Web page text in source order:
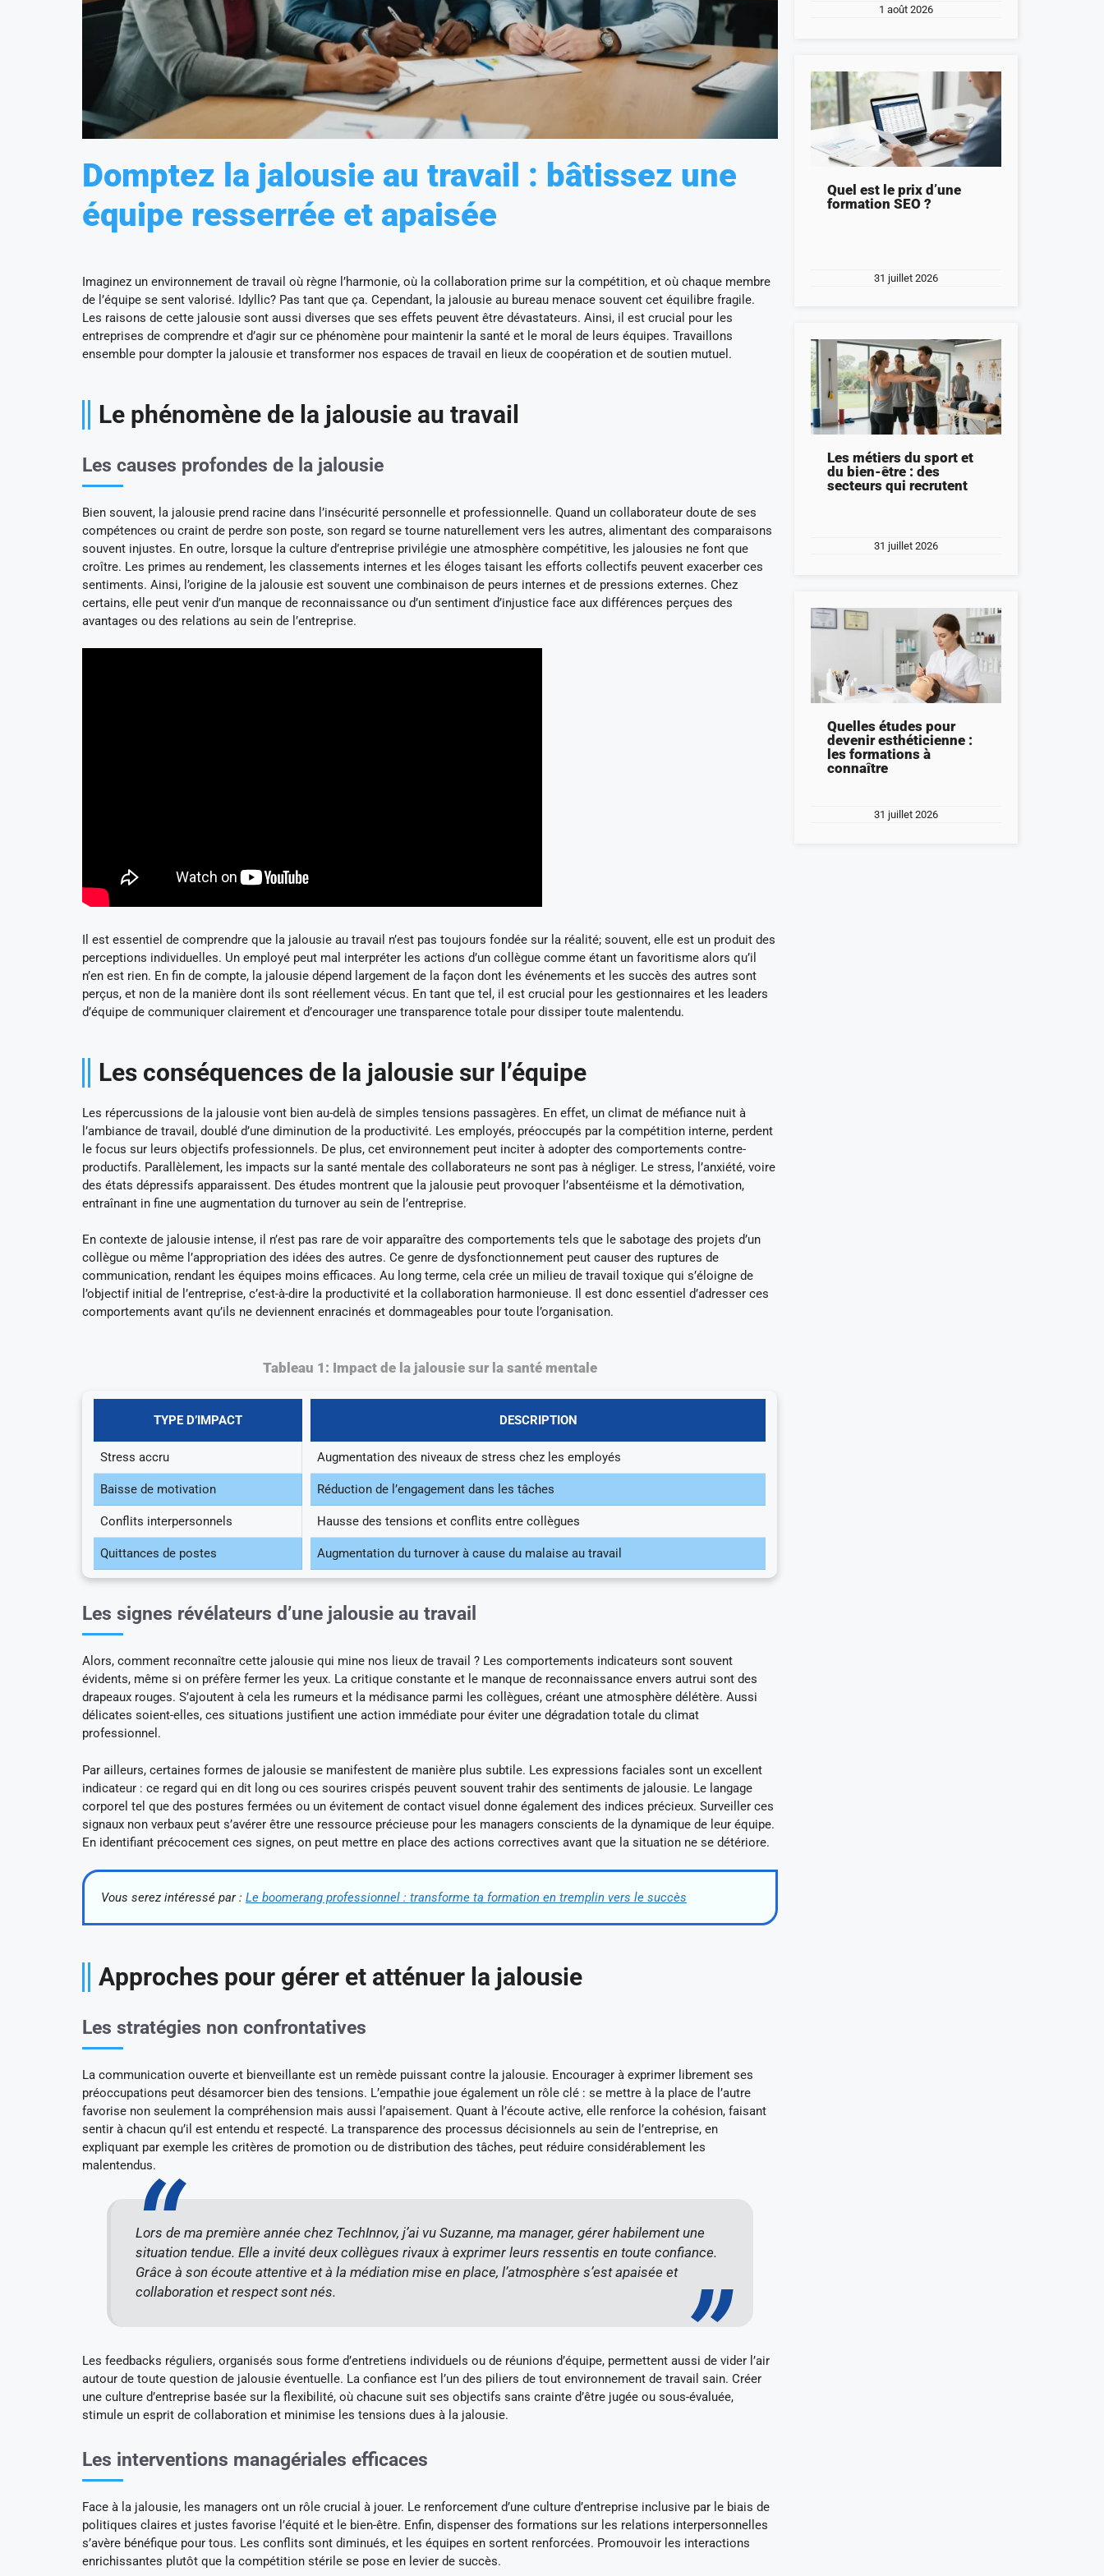
Domptez la jalousie au travail : bâtissez une
équipe resserrée et apaisée
Imaginez un environnement de travail où règne l’harmonie, où la collaboration prime sur la compétition, et où chaque membre
de l’équipe se sent valorisé. Idyllic? Pas tant que ça. Cependant, la jalousie au bureau menace souvent cet équilibre fragile.
Les raisons de cette jalousie sont aussi diverses que ses effets peuvent être dévastateurs. Ainsi, il est crucial pour les
entreprises de comprendre et d’agir sur ce phénomène pour maintenir la santé et le moral de leurs équipes. Travaillons
ensemble pour dompter la jalousie et transformer nos espaces de travail en lieux de coopération et de soutien mutuel.
Le phénomène de la jalousie au travail
Les causes profondes de la jalousie
Bien souvent, la jalousie prend racine dans l’insécurité personnelle et professionnelle. Quand un collaborateur doute de ses
compétences ou craint de perdre son poste, son regard se tourne naturellement vers les autres, alimentant des comparaisons
souvent injustes. En outre, lorsque la culture d’entreprise privilégie une atmosphère compétitive, les jalousies ne font que
croître. Les primes au rendement, les classements internes et les éloges taisant les efforts collectifs peuvent exacerber ces
sentiments. Ainsi, l’origine de la jalousie est souvent une combinaison de peurs internes et de pressions externes. Chez
certains, elle peut venir d’un manque de reconnaissance ou d’un sentiment d’injustice face aux différences perçues des
avantages ou des relations au sein de l’entreprise.
Il est essentiel de comprendre que la jalousie au travail n’est pas toujours fondée sur la réalité; souvent, elle est un produit des
perceptions individuelles. Un employé peut mal interpréter les actions d’un collègue comme étant un favoritisme alors qu’il
n’en est rien. En fin de compte, la jalousie dépend largement de la façon dont les événements et les succès des autres sont
perçus, et non de la manière dont ils sont réellement vécus. En tant que tel, il est crucial pour les gestionnaires et les leaders
d’équipe de communiquer clairement et d’encourager une transparence totale pour dissiper toute malentendu.
Les conséquences de la jalousie sur l’équipe
Les répercussions de la jalousie vont bien au-delà de simples tensions passagères. En effet, un climat de méfiance nuit à
l’ambiance de travail, doublé d’une diminution de la productivité. Les employés, préoccupés par la compétition interne, perdent
le focus sur leurs objectifs professionnels. De plus, cet environnement peut inciter à adopter des comportements contre-
productifs. Parallèlement, les impacts sur la santé mentale des collaborateurs ne sont pas à négliger. Le stress, l’anxiété, voire
des états dépressifs apparaissent. Des études montrent que la jalousie peut provoquer l’absentéisme et la démotivation,
entraînant in fine une augmentation du turnover au sein de l’entreprise.
En contexte de jalousie intense, il n’est pas rare de voir apparaître des comportements tels que le sabotage des projets d’un
collègue ou même l’appropriation des idées des autres. Ce genre de dysfonctionnement peut causer des ruptures de
communication, rendant les équipes moins efficaces. Au long terme, cela crée un milieu de travail toxique qui s’éloigne de
l’objectif initial de l’entreprise, c’est-à-dire la productivité et la collaboration harmonieuse. Il est donc essentiel d’adresser ces
comportements avant qu’ils ne deviennent enracinés et dommageables pour toute l’organisation.
Tableau 1: Impact de la jalousie sur la santé mentale
TYPE D’IMPACT DESCRIPTION
Stress accru Augmentation des niveaux de stress chez les employés
Baisse de motivation Réduction de l’engagement dans les tâches
Conflits interpersonnels Hausse des tensions et conflits entre collègues
Quittances de postes Augmentation du turnover à cause du malaise au travail
Les signes révélateurs d’une jalousie au travail
Alors, comment reconnaître cette jalousie qui mine nos lieux de travail ? Les comportements indicateurs sont souvent
évidents, même si on préfère fermer les yeux. La critique constante et le manque de reconnaissance envers autrui sont des
drapeaux rouges. S’ajoutent à cela les rumeurs et la médisance parmi les collègues, créant une atmosphère délétère. Aussi
délicates soient-elles, ces situations justifient une action immédiate pour éviter une dégradation totale du climat
professionnel.
Par ailleurs, certaines formes de jalousie se manifestent de manière plus subtile. Les expressions faciales sont un excellent
indicateur : ce regard qui en dit long ou ces sourires crispés peuvent souvent trahir des sentiments de jalousie. Le langage
corporel tel que des postures fermées ou un évitement de contact visuel donne également des indices précieux. Surveiller ces
signaux non verbaux peut s’avérer être une ressource précieuse pour les managers conscients de la dynamique de leur équipe.
En identifiant précocement ces signes, on peut mettre en place des actions correctives avant que la situation ne se détériore.
Vous serez intéressé par : Le boomerang professionnel : transforme ta formation en tremplin vers le succès
Approches pour gérer et atténuer la jalousie
Les stratégies non confrontatives
La communication ouverte et bienveillante est un remède puissant contre la jalousie. Encourager à exprimer librement ses
préoccupations peut désamorcer bien des tensions. L’empathie joue également un rôle clé : se mettre à la place de l’autre
favorise non seulement la compréhension mais aussi l’apaisement. Quant à l’écoute active, elle renforce la cohésion, faisant
sentir à chacun qu’il est entendu et respecté. La transparence des processus décisionnels au sein de l’entreprise, en
expliquant par exemple les critères de promotion ou de distribution des tâches, peut réduire considérablement les
malentendus.
Lors de ma première année chez TechInnov, j’ai vu Suzanne, ma manager, gérer habilement une
situation tendue. Elle a invité deux collègues rivaux à exprimer leurs ressentis en toute confiance.
Grâce à son écoute attentive et à la médiation mise en place, l’atmosphère s’est apaisée et
collaboration et respect sont nés.
Les feedbacks réguliers, organisés sous forme d’entretiens individuels ou de réunions d’équipe, permettent aussi de vider l’air
autour de toute question de jalousie éventuelle. La confiance est l’un des piliers de tout environnement de travail sain. Créer
une culture d’entreprise basée sur la flexibilité, où chacune suit ses objectifs sans crainte d’être jugée ou sous-évaluée,
stimule un esprit de collaboration et minimise les tensions dues à la jalousie.
Les interventions managériales efficaces
Face à la jalousie, les managers ont un rôle crucial à jouer. Le renforcement d’une culture d’entreprise inclusive par le biais de
politiques claires et justes favorise l’équité et le bien-être. Enfin, dispenser des formations sur les relations interpersonnelles
s’avère bénéfique pour tous. Les conflits sont diminués, et les équipes en sortent renforcées. Promouvoir les interactions
enrichissantes plutôt que la compétition stérile se pose en levier de succès.
1 août 2026
Quel est le prix d’une
formation SEO ?
31 juillet 2026
Les métiers du sport et
du bien-être : des
secteurs qui recrutent
31 juillet 2026
Quelles études pour
devenir esthéticienne :
les formations à
connaître
31 juillet 2026